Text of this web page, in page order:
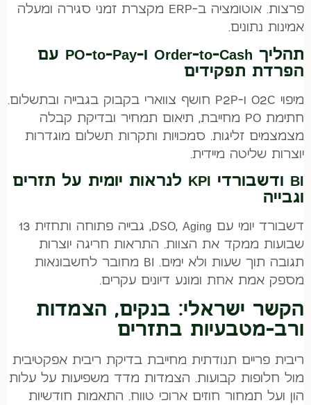
פרצות. אוטומציה ב-ERP מקצרת זמני סגירה ומעלה
אמינות נתונים.
תהליך Order-to-Cash ו-PO-to-Pay עם
הפרדת תפקידים
מיפוי O2C ו-P2P חושף צווארי בקבוק בגבייה ובתשלום.
חתימת PO מחייבת, תיאום תמחיר ובדיקת קבלה
מצמצמים זליגות. סמכויות ותקרות תשלום מוגדרות
יוצרות שליטה מיידית.
BI ודשבורדי KPI לנראות יומית על תזרים
וגבייה
דשבורד יומי עם DSO, Aging, גבייה פתוחה ותחזית 13
שבועות ממקד את הצוות. התראות חריגה יוצרות
תגובה תוך שעות ולא ימים. BI מחובר לחשבונאות
מספק אמת אחת ומונע דיונים עקרים.
הקשר ישראלי: בנקים, הצמדות
ורב-מטבעיות בתזרים
ריבית פריים תנודתית מחייבת בדיקת ריבית אפקטיבית
מול חלופות קבועות. הצמדות מדד משפיעות על עלות
הון ועל תמחור חוזים ארוכי טווח. התאמות חודשיות